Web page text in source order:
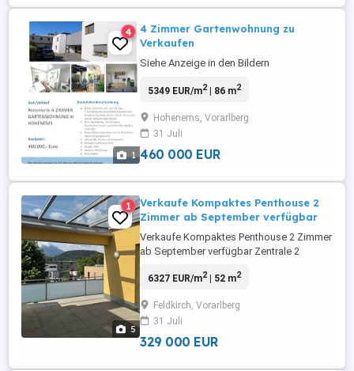
1
4
4 Zimmer Gartenwohnung zu
Verkaufen
Siehe Anzeige in den Bildern
5349 EUR/m2| 86 m2
Hohenems, Vorarlberg
31 Juli
460 000 EUR
5
1
Verkaufe Kompaktes Penthouse 2
Zimmer ab September verfügbar
Verkaufe Kompaktes Penthouse 2 Zimmer
ab September verfügbar Zentrale 2
50m2 Terrasse. - Wohnfläche 50,63m2 -
ca. 23m2 - Helle Räume - Ideale
Verkehrsanbindung - Beste Infrastruktur -
Auch für Anleger interessant - Tiefgarage
6327 EUR/m2| 52 m2
Feldkirch, Vorarlberg
31 Juli
329 000 EUR